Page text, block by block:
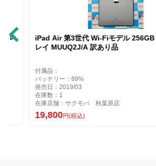
iPad Air 第3世代 Wi-Fiモデル 256GB スペース
レイ MUUQ2J/A 訳あり品
バッテリー：89%
発売日：2019/03
在庫店舗：サクモバ 秋葉原店
円(税込)